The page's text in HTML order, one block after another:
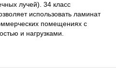
лучей). 34 класс
использовать ламинат
помещениях с
и нагрузками.